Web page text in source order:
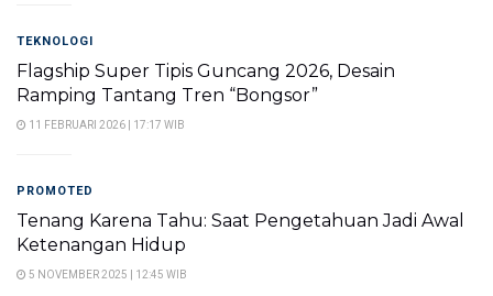
TEKNOLOGI
Flagship Super Tipis Guncang 2026, Desain
Ramping Tantang Tren “Bongsor”
11 FEBRUARI 2026 | 17:17 WIB
PROMOTED
Tenang Karena Tahu: Saat Pengetahuan Jadi Awal
Ketenangan Hidup
5 NOVEMBER 2025 | 12:45 WIB